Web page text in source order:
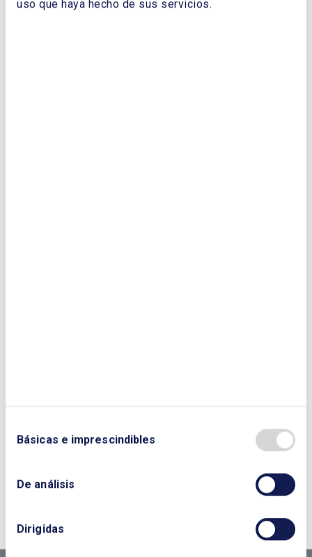
uso que haya hecho de sus servicios.
Básicas e imprescindibles
De análisis
Dirigidas
¿QUIERES PONERTE EN CONTACTO CON